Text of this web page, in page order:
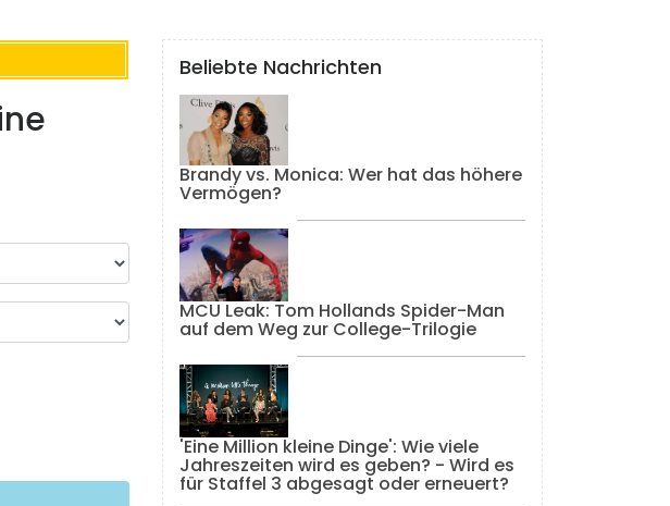
Beliebte Nachrichten
Brandy vs. Monica: Wer hat das höhere
Vermögen?
MCU Leak: Tom Hollands Spider-Man
auf dem Weg zur College-Trilogie
'Eine Million kleine Dinge': Wie viele
Jahreszeiten wird es geben? - Wird es
für Staffel 3 abgesagt oder erneuert?